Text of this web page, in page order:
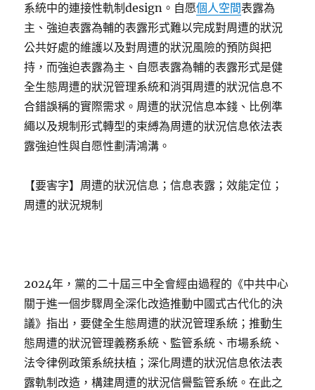
系統中的連接性軌制design。自愿個人空間表露為
主、強迫表露為輔的表露形式難以完成對周遭的狀況
公共好處的維護以及對周遭的狀況風險的預防與把
持，而強迫表露為主、自愿表露為輔的表露形式是健
全生態周遭的狀況管理系統和消弭周遭的狀況信息不
合錯誤稱的實際需求。周遭的狀況信息本錢、比例準
繩以及規制形式轉型的束縛為周遭的狀況信息依法表
露強迫性與自愿性劃清鴻溝。
【要害字】周遭的狀況信息；信息表露；效能定位；
周遭的狀況規制
2024年，黨的二十屆三中全會經由過程的《中共中心
關于進一個步驟周全深化改造推動中國式古代化的決
議》指出，要健全生態周遭的狀況管理系統；推動生
態周遭的狀況管理義務系統、監管系統、市場系統、
法令律例政策系統扶植；深化周遭的狀況信息依法表
露軌制改造，構建周遭的狀況信譽監管系統。在此之